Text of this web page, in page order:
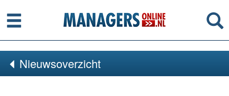
Menu
Nieuwsoverzicht